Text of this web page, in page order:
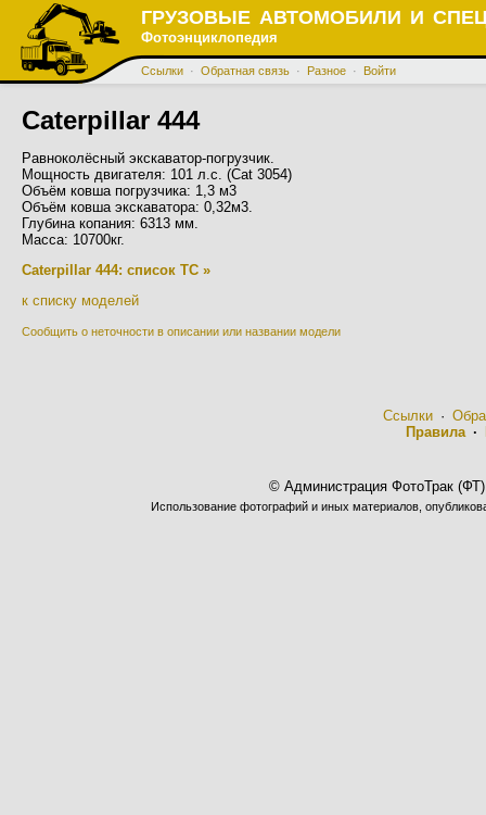
ГРУЗОВЫЕ АВТОМОБИЛИ И
Фотоэнциклопедия
Ссылки · Обратная связь · Разное · Войти
Caterpillar 444
Равноколёсный экскаватор-погрузчик.
Мощность двигателя: 101 л.с. (Cat 3054)
Объём ковша погрузчика: 1,3 м3
Объём ковша экскаватора: 0,32м3.
Глубина копания: 6313 мм.
Масса: 10700кг.
Caterpillar 444: список ТС »
к списку моделей
Сообщить о неточности в описании или названии модели
Ссылки·
Правила·
© Администрация ФотоТрак
Использование фотографий и иных материалов,